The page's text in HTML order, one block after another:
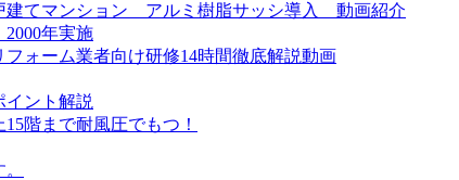
てマンション アルミ樹脂サッシ導入 動画紹介
年実施
ォーム業者向け研修14時間徹底解説動画
イント解説
階まで耐風圧でもつ！